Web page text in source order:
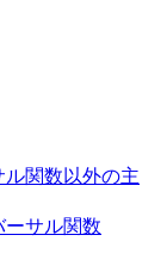
ル関数以外の主
ーサル関数